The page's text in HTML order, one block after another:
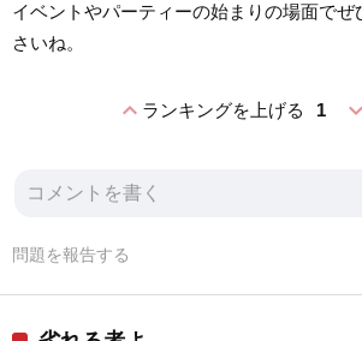
イベントやパーティーの始まりの場面で
さいね。
expand_lessランキングを上げる 1
問題を報告する